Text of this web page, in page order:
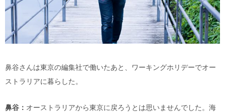
鼻谷さんは東京の編集社で働いたあと、ワーキングホリデーでオー
ストラリアに暮らした。
鼻谷： オーストラリアから東京に戻ろうとは思いませんでした。海